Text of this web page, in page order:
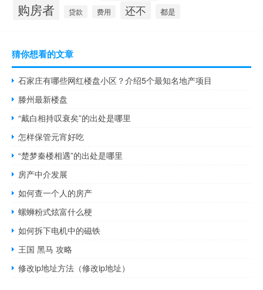
购房者 贷款 费用 还不 都是
猜你想看的文章
石家庄有哪些网红楼盘小区？介绍5个最知名地产项目
滕州最新楼盘
“戴白相持叹衰矣”的出处是哪里
怎样保管元宵好吃
“楚梦秦楼相遇”的出处是哪里
房产中介发展
如何查一个人的房产
螺蛳粉式炫富什么梗
如何拆下电机中的磁铁
王国 黑马 攻略
修改ip地址方法（修改ip地址）